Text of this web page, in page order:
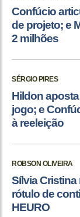
Confúcio
de projeto; e
2 milhões
SÉRGIO PIRES
Hildon
jogo; e
à reeleição
ROBSON OLIVEIRA
Sílvia Cristina
rótulo de
HEURO